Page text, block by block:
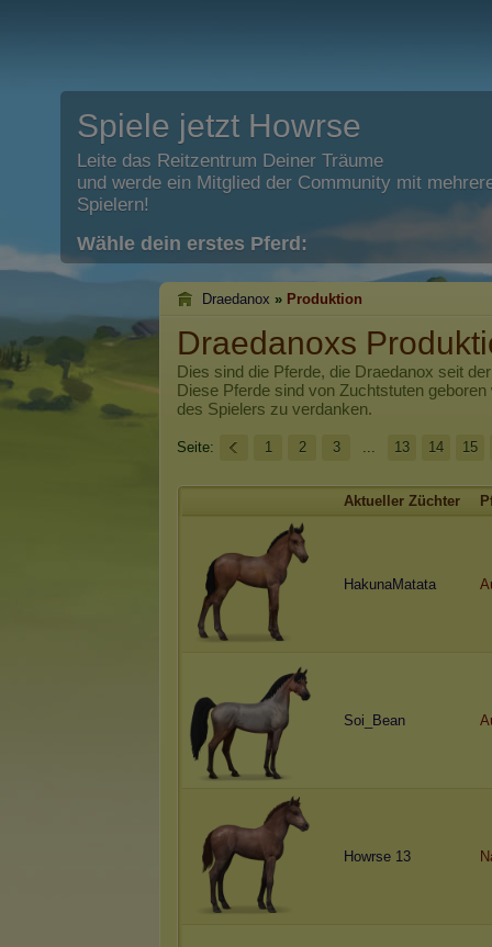
Spiele jetzt Howrse
Leite das Reitzentrum Deiner Träume
und werde ein Mitglied der Community mit
Spielern!
Wähle dein erstes Pferd:
Draedanox » Produktion
Draedanoxs
Dies sind die Pferde, die Draedanox seit
Diese Pferde sind von Zuchtstuten
des Spielers zu verdanken.
Seite: 1 2 3 ... 13 14 15
Aktueller Züchter
HakunaMatata
Soi_Bean
Howrse 13